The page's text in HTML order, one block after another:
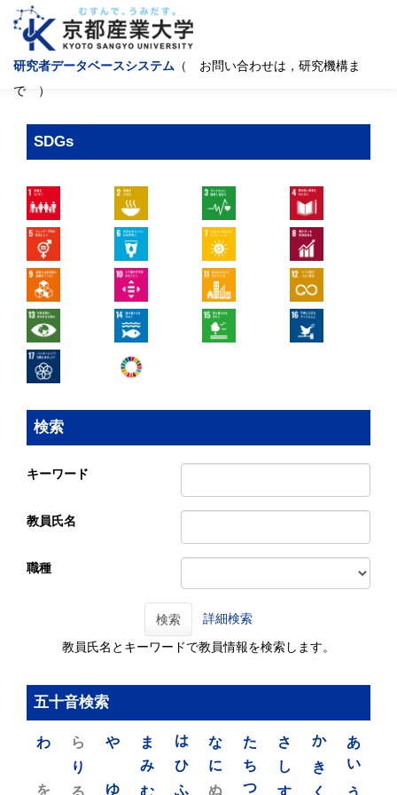
研究者データベースシステム （ お問い合わせは，研究機構ま
で ）
SDGs
検索
キーワード
教員氏名
職種
検索 詳細検索
教員氏名とキーワードで教員情報を検索します。
五十音検索
あ
い
う
か
き
く
さ
し
す
た
ち
つ
な
に
ぬ
は
ひ
ふ
ま
み
む
や
ゆ
ら
り
る
わ
を